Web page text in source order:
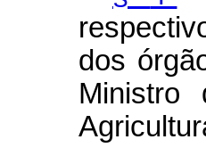
dos
Ministro